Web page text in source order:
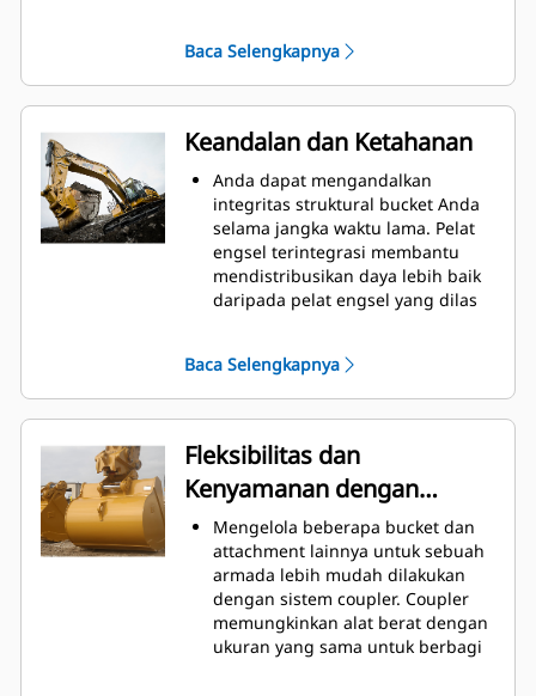
bucket. Jarak bebas heel
tambahan memastikan bagian
bawah bucket tidak menyeret
sehingga mengurangi biaya
perawatan.
Konsumsi bahan bakar mencapai
puncaknya selama penggalian.
Bucket Cat didesain untuk
memotong material dengan cepat
untuk meningkatkan keseluruhan
efisiensi operasi alat berat.
bucket dan sidebar menjaga
sebagian besar material berada di
dalam bucket untuk setiap
pemuatan.
Baca Selengkapnya
Keandalan dan Ketahanan
Anda dapat mengandalkan
integritas struktural bucket Anda
selama jangka waktu lama. Pelat
engsel terintegrasi membantu
mendistribusikan daya lebih baik
daripada pelat engsel yang dilas
terutama di area keausan
berlebih.
Lindungi area keausan tinggi pada
bucket yang paling banyak
mengenai material dengan
Peralatan Pengolah Tanah (GET,
Ground Engaging Tools) Cat.
Dapatkan produksi yang lebih
tinggi dalam aplikasi berat,
penetrasi yang lebih mudah ke
tumpukan, dan waktu siklus yang
lebih cepat dengan GET Cat®
Advansys™
Baca Selengkapnya
Fleksibilitas dan
Kenyamanan dengan
Coupler
Mengelola beberapa bucket dan
attachment lainnya untuk sebuah
armada lebih mudah dilakukan
dengan sistem coupler. Coupler
memungkinkan alat berat dengan
ukuran yang sama untuk berbagi